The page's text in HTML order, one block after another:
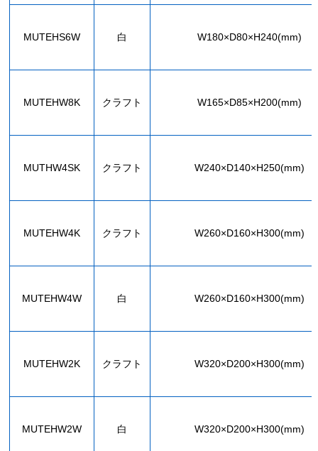
MUTEHS6W 白 W180×D80×H240(mm)
MUTEHW8K クラフト W165×D85×H200(mm)
MUTHW4SK クラフト W240×D140×H250(mm)
MUTEHW4K クラフト W260×D160×H300(mm)
MUTEHW4W 白 W260×D160×H300(mm)
MUTEHW2K クラフト W320×D200×H300(mm)
MUTEHW2W 白 W320×D200×H300(mm)